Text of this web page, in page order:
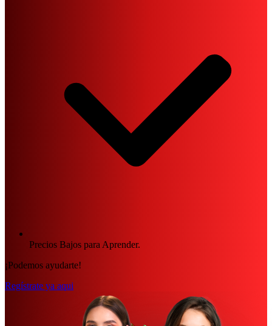
Precios Bajos para Aprender.
¡Podemos ayudarte!
Regístrate ya aqui